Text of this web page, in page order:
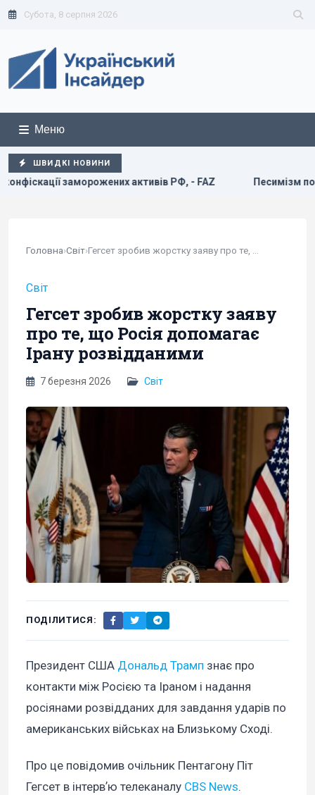
Субота, 8 серпня 2026
Меню
ШВИДКІ НОВИНИ
РФ, - FAZ Песимізм повернувся в Україну:
Головна›Світ›
Світ
Гегсет зробив жорстку заяву
про те, що Росія допомагає
Ірану розвідданими
7 березня 2026 Світ
ПОДІЛИТИСЯ:
Президент США Дональд Трамп знає про
контакти між Росією та Іраном і надання
росіянами розвідданих для завдання ударів по
американських військах на Близькому Сході.
Про це повідомив очільник Пентагону Піт
Гегсет в інтервʼю телеканалу CBS News.